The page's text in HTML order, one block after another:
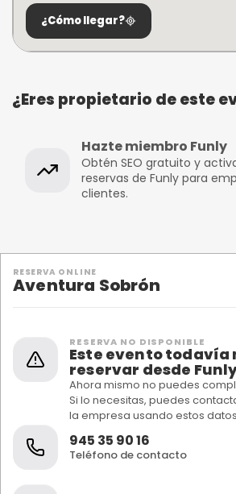
¿Cómo llegar?
¿Eres propietario de este
Hazte miembro Funly
Obtén SEO gratuito y
reservas de Funly para
clientes.
RESERVA ONLINE
Aventura Sobrón
RESERVA NO DISPONIBLE
Este evento todavía
reservar desde
Ahora mismo no puedes
Si lo necesitas, puedes
la empresa usando estos
945 35 90 16
Teléfono de contacto